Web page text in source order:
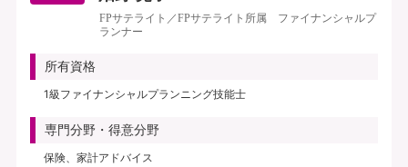
FPサテライト／FPサテライト所属 ファイナンシャルプ
ランナー
所有資格
1級ファイナンシャルプランニング技能士
専門分野・得意分野
保険、家計アドバイス